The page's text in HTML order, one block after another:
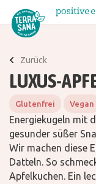
Über uns
Wissenswertes
Kontakt
Zurück
LUXUS-
Glutenfrei Vegan
Energiekugeln mit
gesunder süßer
Wir machen diese
Datteln. So
Apfelkuchen. Ein